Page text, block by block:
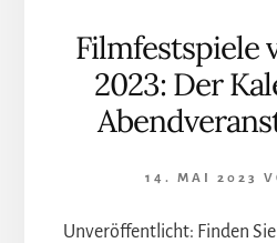
Filmfestspiele
2023: Der
14. MAI 2023
Unveröffentlicht: Finden